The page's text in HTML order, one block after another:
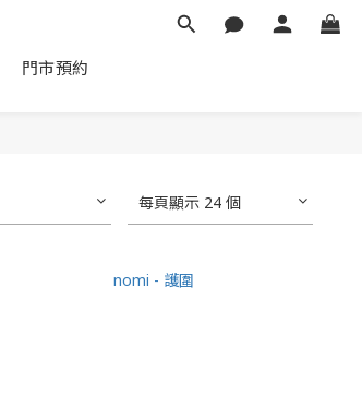
門市預約
每頁顯示 24 個